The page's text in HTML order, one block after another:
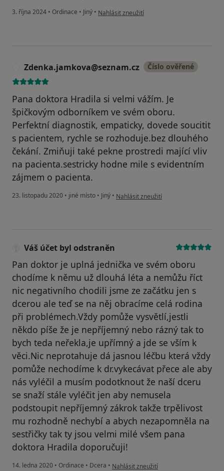
3. října 2024 • Ordinace • Jiný • podle názoru uživatele Tomáš Šiřina
Nahlásit zneužití
Zdenka.jamkova@seznam.cz Číslo ověřené
Pana doktora Hradila si velmi vážím. Je
špičkovým odborníkem ve svém oboru.
Perfektní diagnostik, empaticky, dovede soucitit
s pacientem, rychle se rozhoduje.bez dlouhého
čekání. Zmiňuji také pekne prostredi mající vliv
na pacienta.sestricky hodne mile s evidentním
zájmem o pacienta.
23. listopadu 2020 • jiné místo • Jiný • podle názoru uživatele
Nahlásit zneužití
Váš účet byl odstraněn
Pan doktor je uplná jednička ve svém oboru
chodíme k němu už dlouhá léta a nemůžu říct
nic negativního chodili jsme ze začátku jen s
dcerou ale teď se na něj obracíme celá rodina
při problémech.Vždy pomůže vysvětlí,jestli
někdo píše že je nepříjemný nebo rázný tak to
bych teda neřekla,je upřímný a jde se vším k
věci.Nic neprotahuje dá jasnou léčbu která vždy
pomůže nechodíme k dr.vykecávat přece ale aby
nás vyléčil a musím podotknout že naší dceru
se snaží stále vyléčit jen aby nemusela
podstoupit nepříjemný zákrok takže trpělivost
mu rozhodně nechybí a abych nezapomněla na
sestřičky tak ty jsou velmi milé všem pana
doktora Hradila doporučuji!
14. ledna 2020 • Ordinace • Dcera • podle názoru uživatele Váš účet byl
Nahlásit zneužití